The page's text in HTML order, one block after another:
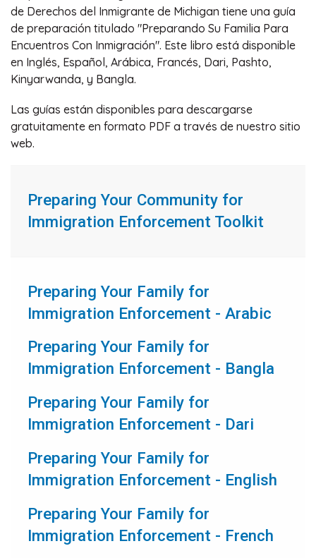
de Derechos del Inmigrante de Michigan tiene una guía
de preparación titulado "Preparando Su Familia Para
Encuentros Con Inmigración". Este libro está disponible
en Inglés, Español, Arábica, Francés, Dari, Pashto,
Kinyarwanda, y Bangla.
Las guías están disponibles para descargarse
gratuitamente en formato PDF a través de nuestro sitio
web.
Preparing Your Community for
Immigration Enforcement Toolkit
Preparing Your Family for
Immigration Enforcement - Arabic
Preparing Your Family for
Immigration Enforcement - Bangla
Preparing Your Family for
Immigration Enforcement - Dari
Preparing Your Family for
Immigration Enforcement - English
Preparing Your Family for
Immigration Enforcement - French